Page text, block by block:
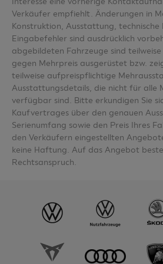
Verkäufer empfiehlt. Änderungen in
Konstruktion, Ausstattung, technische
Eingabefehler sind ausdrücklich
abgebildeten Fahrzeuge sind
gegen Mehrpreis ausgerüstet bzw.
teilweise aufpreispflichtige
Ausstattungsdetails, die nicht für alle
verfügbar sind. Bitte erkundigen Sie
Kaufvertrages über den genauen
Serienumfang sowie den Preis Ihres
den Verkäufern eingestellten
keine Haftung. Auf das Angebot
Rechtsanspruch.